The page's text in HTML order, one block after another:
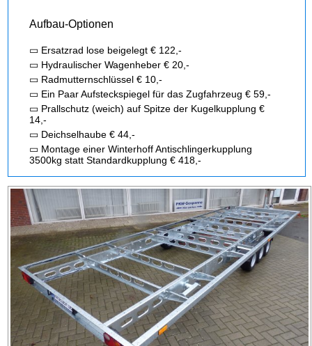
Aufbau-Optionen
▭ Ersatzrad lose beigelegt € 122,-
▭ Hydraulischer Wagenheber € 20,-
▭ Radmutternschlüssel € 10,-
▭ Ein Paar Aufsteckspiegel für das Zugfahrzeug € 59,-
▭ Prallschutz (weich) auf Spitze der Kugelkupplung €
14,-
▭ Deichselhaube € 44,-
▭ Montage einer Winterhoff Antischlingerkupplung
3500kg statt Standardkupplung € 418,-